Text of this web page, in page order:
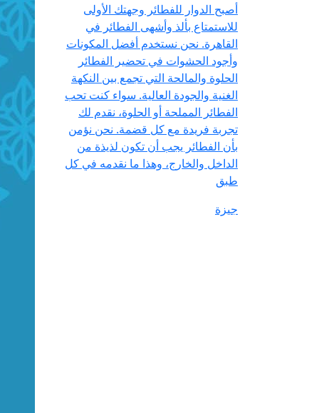
أصبح الدوار للفطائر وجهتك الأولى
للاستمتاع بألذ وأشهى الفطائر في
القاهرة. نحن نستخدم أفضل المكونات
وأجود الحشوات في تحضير الفطائر
الحلوة والمالحة التي تجمع بين النكهة
الغنية والجودة العالية. سواء كنت تحب
الفطائر المملحة أو الحلوة، نقدم لك
تجربة فريدة مع كل قضمة. نحن نؤمن
بأن الفطائر يجب أن تكون لذيذة من
الداخل والخارج، وهذا ما نقدمه في كل
طبق
جيزة